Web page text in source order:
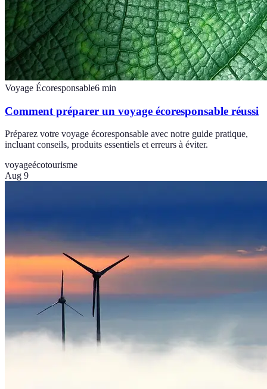
Voyage Écoresponsable6 min
Comment préparer un voyage écoresponsable réussi
Préparez votre voyage écoresponsable avec notre guide pratique,
incluant conseils, produits essentiels et erreurs à éviter.
voyageécotourisme
Aug 9